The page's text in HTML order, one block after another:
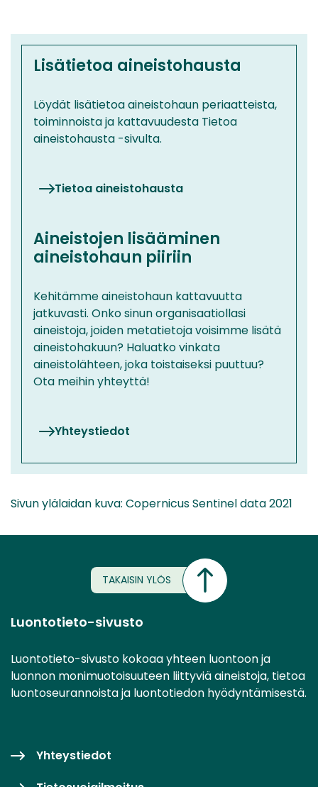
Lisätietoa aineistohausta
Löydät lisätietoa aineistohaun periaatteista,
toiminnoista ja kattavuudesta Tietoa
aineistohausta -sivulta.
Tietoa aineistohausta
Aineistojen lisääminen
aineistohaun piiriin
Kehitämme aineistohaun kattavuutta
jatkuvasti. Onko sinun organisaatiollasi
aineistoja, joiden metatietoja voisimme lisätä
aineistohakuun? Haluatko vinkata
aineistolähteen, joka toistaiseksi puuttuu?
Ota meihin yhteyttä!
Yhteystiedot
Sivun ylälaidan kuva: Copernicus Sentinel data 2021
TAKAISIN YLÖS
Luontotieto-sivusto
Luontotieto-sivusto kokoaa yhteen luontoon ja
luonnon monimuotoisuuteen liittyviä aineistoja, tietoa
luontoseurannoista ja luontotiedon hyödyntämisestä.
Yhteystiedot